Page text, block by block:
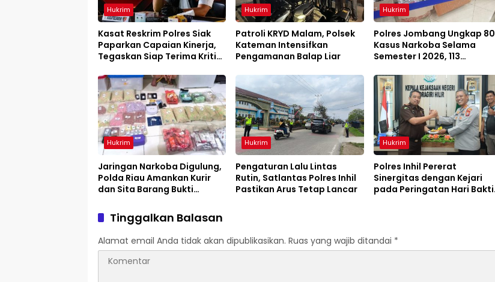
Hukrim
Kasat Reskrim Polres Siak
Paparkan Capaian Kinerja,
Tegaskan Siap Terima Kritik
Hukrim
Patroli KRYD Malam, Polsek
Kateman Intensifkan
Pengamanan Balap Liar
Hukrim
Polres Jombang Ungkap 80
Kasus Narkoba Selama
Semester I 2026, 113
Hukrim
Jaringan Narkoba Digulung,
Polda Riau Amankan Kurir
dan Sita Barang Bukti
Hukrim
Pengaturan Lalu Lintas
Rutin, Satlantas Polres Inhil
Pastikan Arus Tetap Lancar
Hukrim
Polres Inhil Pererat
Sinergitas dengan Kejari
pada Peringatan Hari Bakti
Tinggalkan Balasan
Alamat email Anda tidak akan dipublikasikan. Ruas yang wajib ditandai *